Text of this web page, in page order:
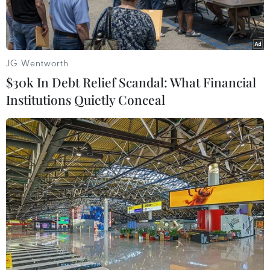
tế.
Lãnh đạo tỉnh Điện Biên tạm biệt các y, bác sỹ lên đường hỗ trợ
thành phố Hồ Chí Minh chống dịch. (Ảnh: Xuân Tư/TTXVN)
Chiều 29/9, Ủy ban Nhân dân tỉnh Điện Biên tổ
JG Wentworth
$30k In Debt Relief Scandal: What Financial
Institutions Quietly Conceal